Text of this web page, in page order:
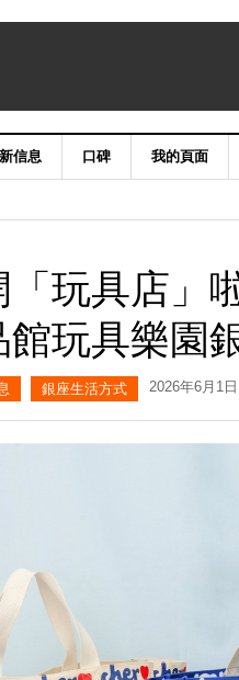
信息 口碑 我的頁面
玩具店」
玩具樂園
銀座生活方式 2026年6月1日